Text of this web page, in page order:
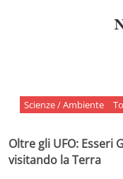
Scienze / Ambiente
Oltre gli UFO:
visitando la Terra